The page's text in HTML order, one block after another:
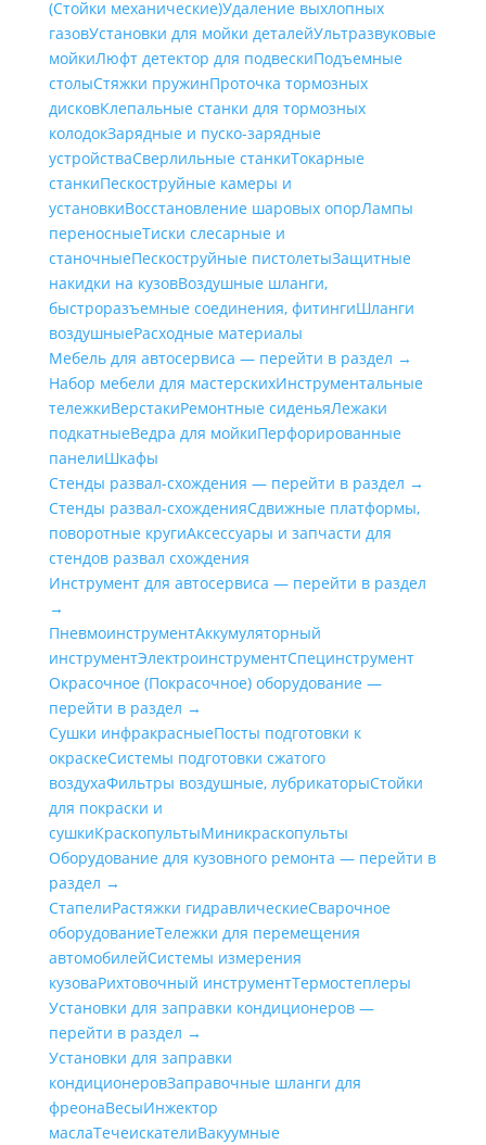
(Стойки механические)Удаление выхлопных
газовУстановки для мойки деталейУльтразвуковые
мойкиЛюфт детектор для подвескиПодъемные
столыСтяжки пружинПроточка тормозных
дисковКлепальные станки для тормозных
колодокЗарядные и пуско-зарядные
устройстваСверлильные станкиТокарные
станкиПескоструйные камеры и
установкиВосстановление шаровых опорЛампы
переносныеТиски слесарные и
станочныеПескоструйные пистолетыЗащитные
накидки на кузовВоздушные шланги,
быстроразъемные соединения, фитингиШланги
воздушныеРасходные материалы
Мебель для автосервиса — перейти в раздел →
Набор мебели для мастерскихИнструментальные
тележкиВерстакиРемонтные сиденьяЛежаки
подкатныеВедра для мойкиПерфорированные
панелиШкафы
Стенды развал-схождения — перейти в раздел →
Стенды развал-схожденияСдвижные платформы,
поворотные кругиАксессуары и запчасти для
стендов развал схождения
Инструмент для автосервиса — перейти в раздел
→
ПневмоинструментАккумуляторный
инструментЭлектроинструментСпецинструмент
Окрасочное (Покрасочное) оборудование —
перейти в раздел →
Сушки инфракрасныеПосты подготовки к
окраскеСистемы подготовки сжатого
воздухаФильтры воздушные, лубрикаторыСтойки
для покраски и
сушкиКраскопультыМиникраскопульты
Оборудование для кузовного ремонта — перейти в
раздел →
СтапелиРастяжки гидравлическиеСварочное
оборудованиеТележки для перемещения
автомобилейСистемы измерения
кузоваРихтовочный инструментТермостеплеры
Установки для заправки кондиционеров —
перейти в раздел →
Установки для заправки
кондиционеровЗаправочные шланги для
фреонаВесыИнжектор
маслаТечеискателиВакуумные